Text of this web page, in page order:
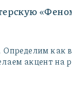
как
акцент на